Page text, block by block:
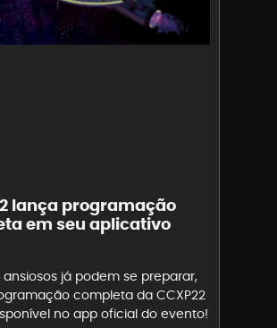
lança programação
em seu aplicativo
ansiosos já podem se preparar,
completa da CCXP22
no app oficial do evento!